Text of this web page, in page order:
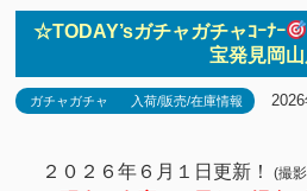
☆TODAY’sガチャガチャｺｰﾅｰ
宝発見岡
ガチャガチャ 入荷/販売/在庫情報
２０２６年６月１日更新！ (撮